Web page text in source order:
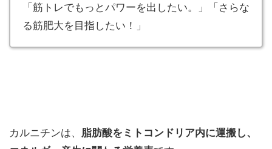
「筋トレでもっとパワーを出したい。」「さらな
る筋肥大を目指したい！」
カルニチンは、 脂肪酸をミトコンドリア内に運搬し、